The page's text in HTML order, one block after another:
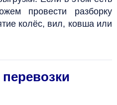
провести разборку
колёс, вил, ковша или